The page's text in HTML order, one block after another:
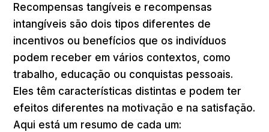
Recompensas tangíveis e recompensas
intangíveis são dois tipos diferentes de
incentivos ou benefícios que os indivíduos
podem receber em vários contextos, como
trabalho, educação ou conquistas pessoais.
Eles têm características distintas e podem ter
efeitos diferentes na motivação e na satisfação.
Aqui está um resumo de cada um: